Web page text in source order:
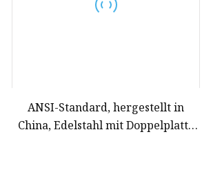
ANSI-Standard, hergestellt in
China, Edelstahl mit Doppelplatte